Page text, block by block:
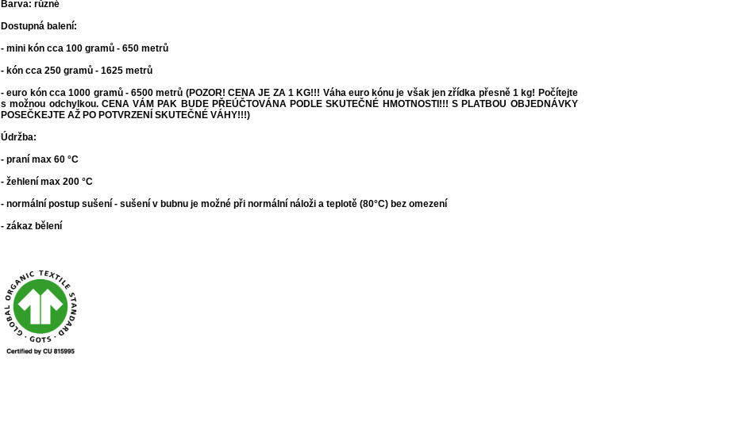
Barva: různé
Dostupná balení:
- mini kón cca 100 gramů - 650 metrů
- kón cca 250 gramů - 1625 metrů
- euro kón cca 1000 gramů - 6500 metrů (POZOR! CENA JE ZA 1 KG!!! Váha euro kónu je však jen zřídka přesně 1 kg! Počítejte
s možnou odchylkou. CENA VÁM PAK BUDE PŘEÚČTOVÁNA PODLE SKUTEČNÉ HMOTNOSTI!!! S PLATBOU OBJEDNÁVKY
POSEČKEJTE AŽ PO POTVRZENÍ SKUTEČNÉ VÁHY!!!)
Údržba:
- praní max 60 °C
- žehlení max 200 °C
- normální postup sušení - sušení v bubnu je možné při normální náloži a teplotě (80°C) bez omezení
- zákaz bělení